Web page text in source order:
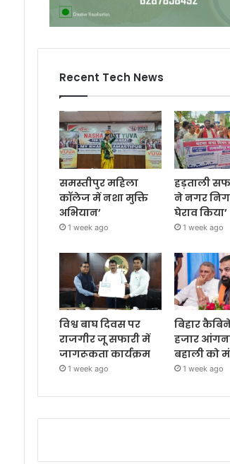
Recent Tech News
समस्तीपुर महिला
कॉलेज में नशा मुक्ति
अभियान’
1 week ago
हड़ताली
ने नगर
घेराव किया’
1 week ago
विश्व बाघ दिवस पर
राजगीर जू सफारी में
जागरूकता कार्यक्रम
1 week ago
बिहार
हजार
बहाली को
1 week ago